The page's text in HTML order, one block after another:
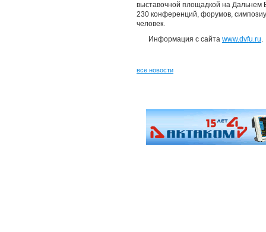
выставочной площадкой на Дальнем
230 конференций, форумов,
человек.
Информация с сайта www.dvfu.ru.
все новости